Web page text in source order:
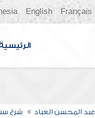
Français
English
عبد المحسن العباد شرح